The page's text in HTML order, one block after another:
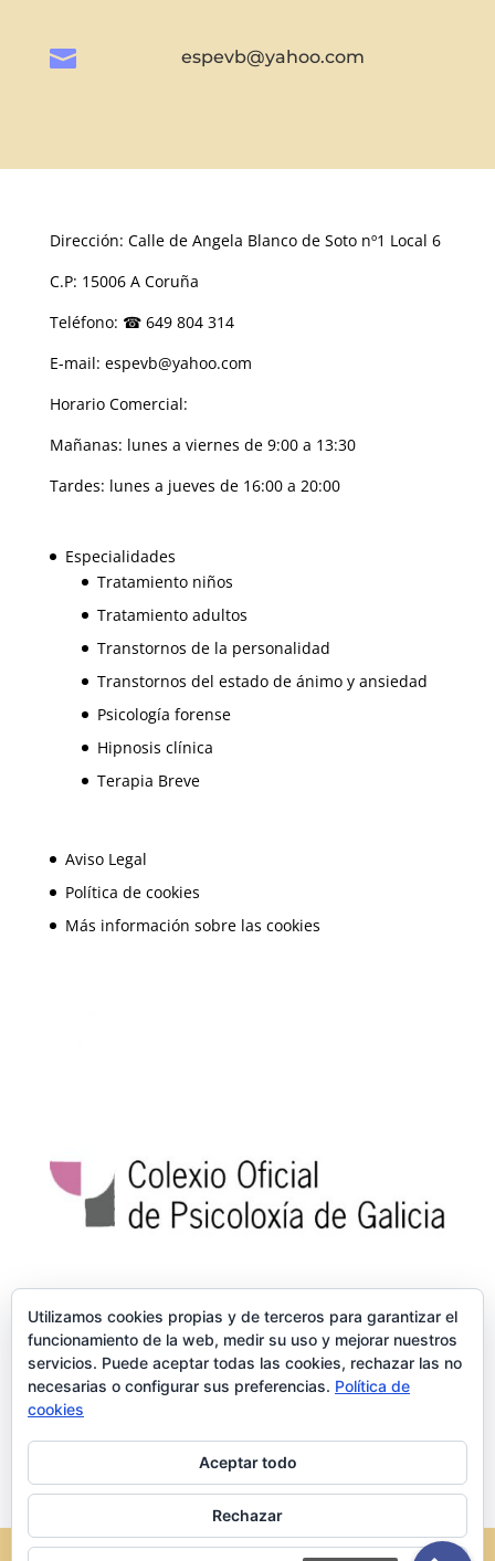
 espevb@yahoo.com
Dirección: Calle de Angela Blanco de Soto nº1 Local 6
C.P: 15006 A Coruña
Teléfono: ☎ 649 804 314
E-mail: espevb@yahoo.com
Horario Comercial:
Mañanas: lunes a viernes de 9:00 a 13:30
Tardes: lunes a jueves de 16:00 a 20:00
Especialidades
Tratamiento niños
Tratamiento adultos
Transtornos de la personalidad
Transtornos del estado de ánimo y ansiedad
Psicología forense
Hipnosis clínica
Terapia Breve
Aviso Legal
Política de cookies
Más información sobre las cookies
Utilizamos cookies propias y de terceros para garantizar el
funcionamiento de la web, medir su uso y mejorar nuestros
servicios. Puede aceptar todas las cookies, rechazar las no
necesarias o configurar sus preferencias. Política de
cookies
Aceptar todo
Rechazar